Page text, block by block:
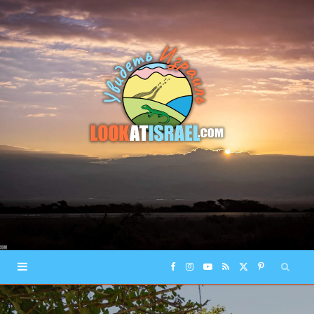
F
a
I
n
Y R P